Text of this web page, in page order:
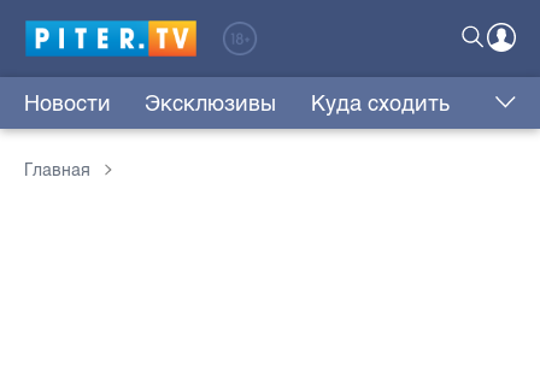
Новости Эксклюзивы Куда сходить
Главная